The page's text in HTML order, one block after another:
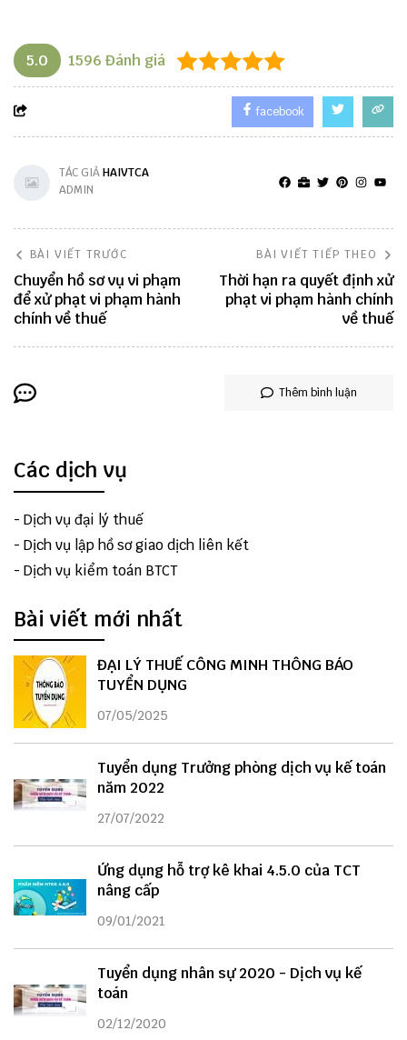
5.0 1596 Đánh giá
facebook
TÁC GIẢHAIVTCA
ADMIN
BÀI VIẾT TRƯỚC
Chuyển hồ sơ vụ vi phạm
để xử phạt vi phạm hành
chính về thuế
BÀI VIẾT TIẾP THEO
Thời hạn ra quyết định xử
phạt vi phạm hành chính
về thuế
Thêm bình luận
Các dịch vụ
- Dịch vụ đại lý thuế
- Dịch vụ lập hồ sơ giao dịch liên kết
- Dịch vụ kiểm toán BTCT
Bài viết mới nhất
ĐẠI LÝ THUẾ CÔNG MINH THÔNG BÁO
TUYỂN DỤNG
07/05/2025
Tuyển dụng Trưởng phòng dịch vụ kế toán
năm 2022
27/07/2022
Ứng dụng hỗ trợ kê khai 4.5.0 của TCT
nâng cấp
09/01/2021
Tuyển dụng nhân sự 2020 - Dịch vụ kế
toán
02/12/2020